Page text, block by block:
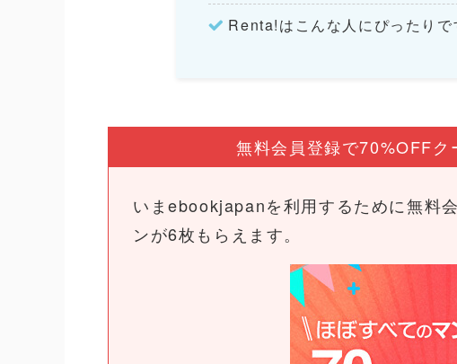
Renta!はこんな人にぴったりで
無料会員登録で70%OFFク
いまebookjapanを利用するために無料
ンが6枚もらえます。